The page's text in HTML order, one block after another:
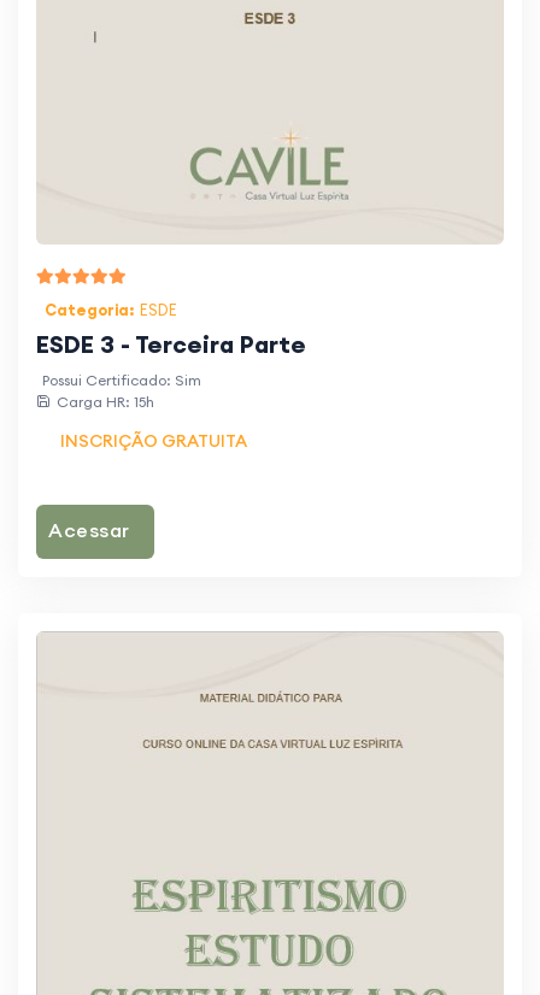
Categoria: ESDE
ESDE 3 - Terceira Parte
Possui Certificado: Sim
Carga HR: 15h
INSCRIÇÃO GRATUITA
Acessar